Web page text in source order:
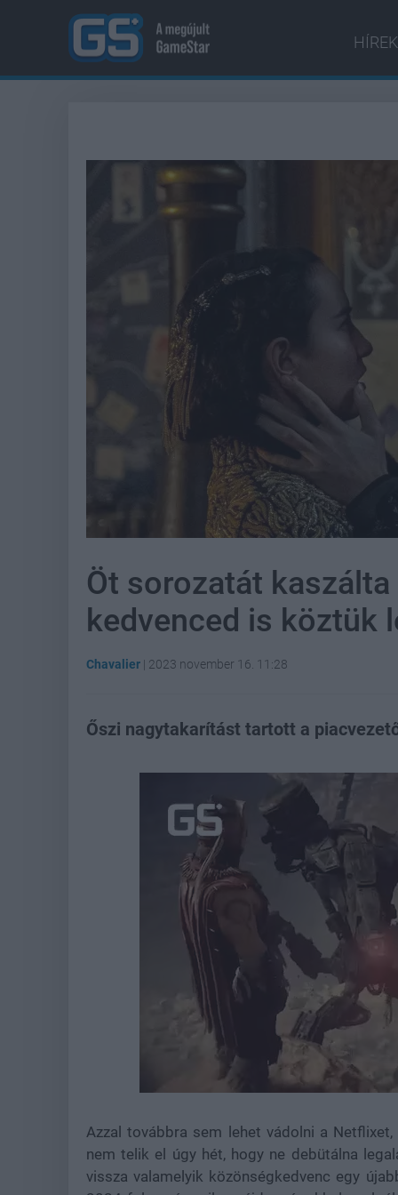
HÍREK
Öt sorozatát
kedvenced is köztük
Chavalier | 2023 november 16. 11:28
Őszi nagytakarítást tartott a
44.57%
Azzal továbbra sem lehet vádolni a
nem telik el úgy hét, hogy ne debütálna
vissza valamelyik közönségkedvenc egy